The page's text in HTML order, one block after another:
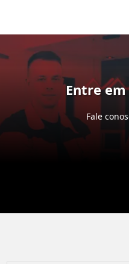
Entre
Fale